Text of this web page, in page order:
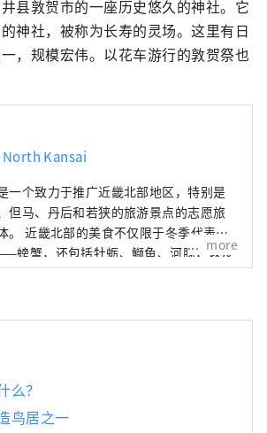
县敦贺市的一座历史悠久的神社。它
神社，被称为长寿的灵场。这里有日
，规模宏伟。以花车游行的敦贺祭也
Kansai
一个致力于推广近畿北部地区，特别是
但马、丹后和若狭的旅游景点的志愿旅
。 近畿北部的美食不仅限于冬季代表性
螃蟹，还包括牡蛎、鰤鱼、河豚，以及
美味，如海蛤、岩蚝、白鱿鱼。山区特
more
么？
鸟居之一